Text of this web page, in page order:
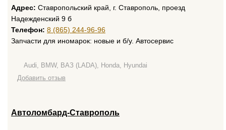
Адрес: Ставропольский край, г. Ставрополь, проезд
Надежденский 9 б
Телефон: 8 (865) 244-96-96
Запчасти для иномарок: новые и б/у. Автосервис
Audi, BMW, ВАЗ (LADA), Honda, Hyundai
Добавить отзыв
Автоломбард-Ставрополь